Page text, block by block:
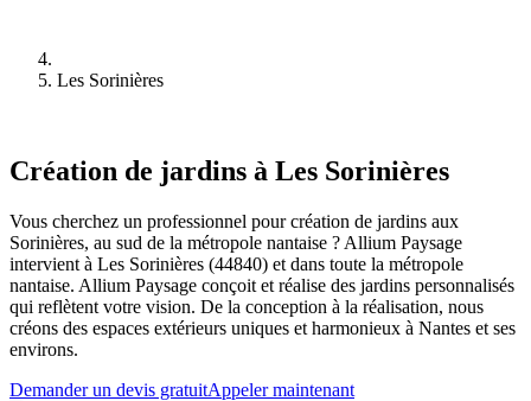
Les Sorinières
Création de jardins à Les Sorinières
Vous cherchez un professionnel pour création de jardins aux
Sorinières, au sud de la métropole nantaise ? Allium Paysage
intervient à Les Sorinières (44840) et dans toute la métropole
nantaise. Allium Paysage conçoit et réalise des jardins personnalisés
qui reflètent votre vision. De la conception à la réalisation, nous
créons des espaces extérieurs uniques et harmonieux à Nantes et ses
environs.
Demander un devis gratuitAppeler maintenant